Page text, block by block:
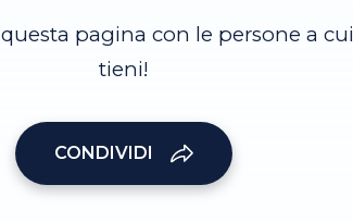
questa pagina con le persone a cui
tieni!
CONDIVIDI